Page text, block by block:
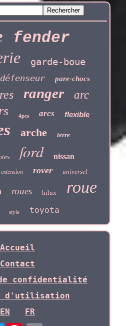
fender
garde-boue
défenseur pare-chocs
ranger arc
4pcs arcs flexible
arche terre
ford nissan
extension rover universel
roues hilux roue
style toyota
Accueil
Contact
confidentialité
d'utilisation
EN
FR